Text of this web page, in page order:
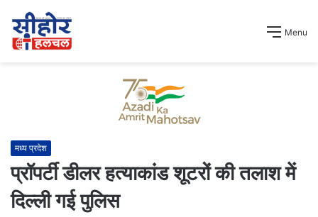
Menu
मध्य प्रदेश
प्रॉपर्टी डीलर हत्याकांड शूटरों की तलाश में
दिल्ली गई पुलिस